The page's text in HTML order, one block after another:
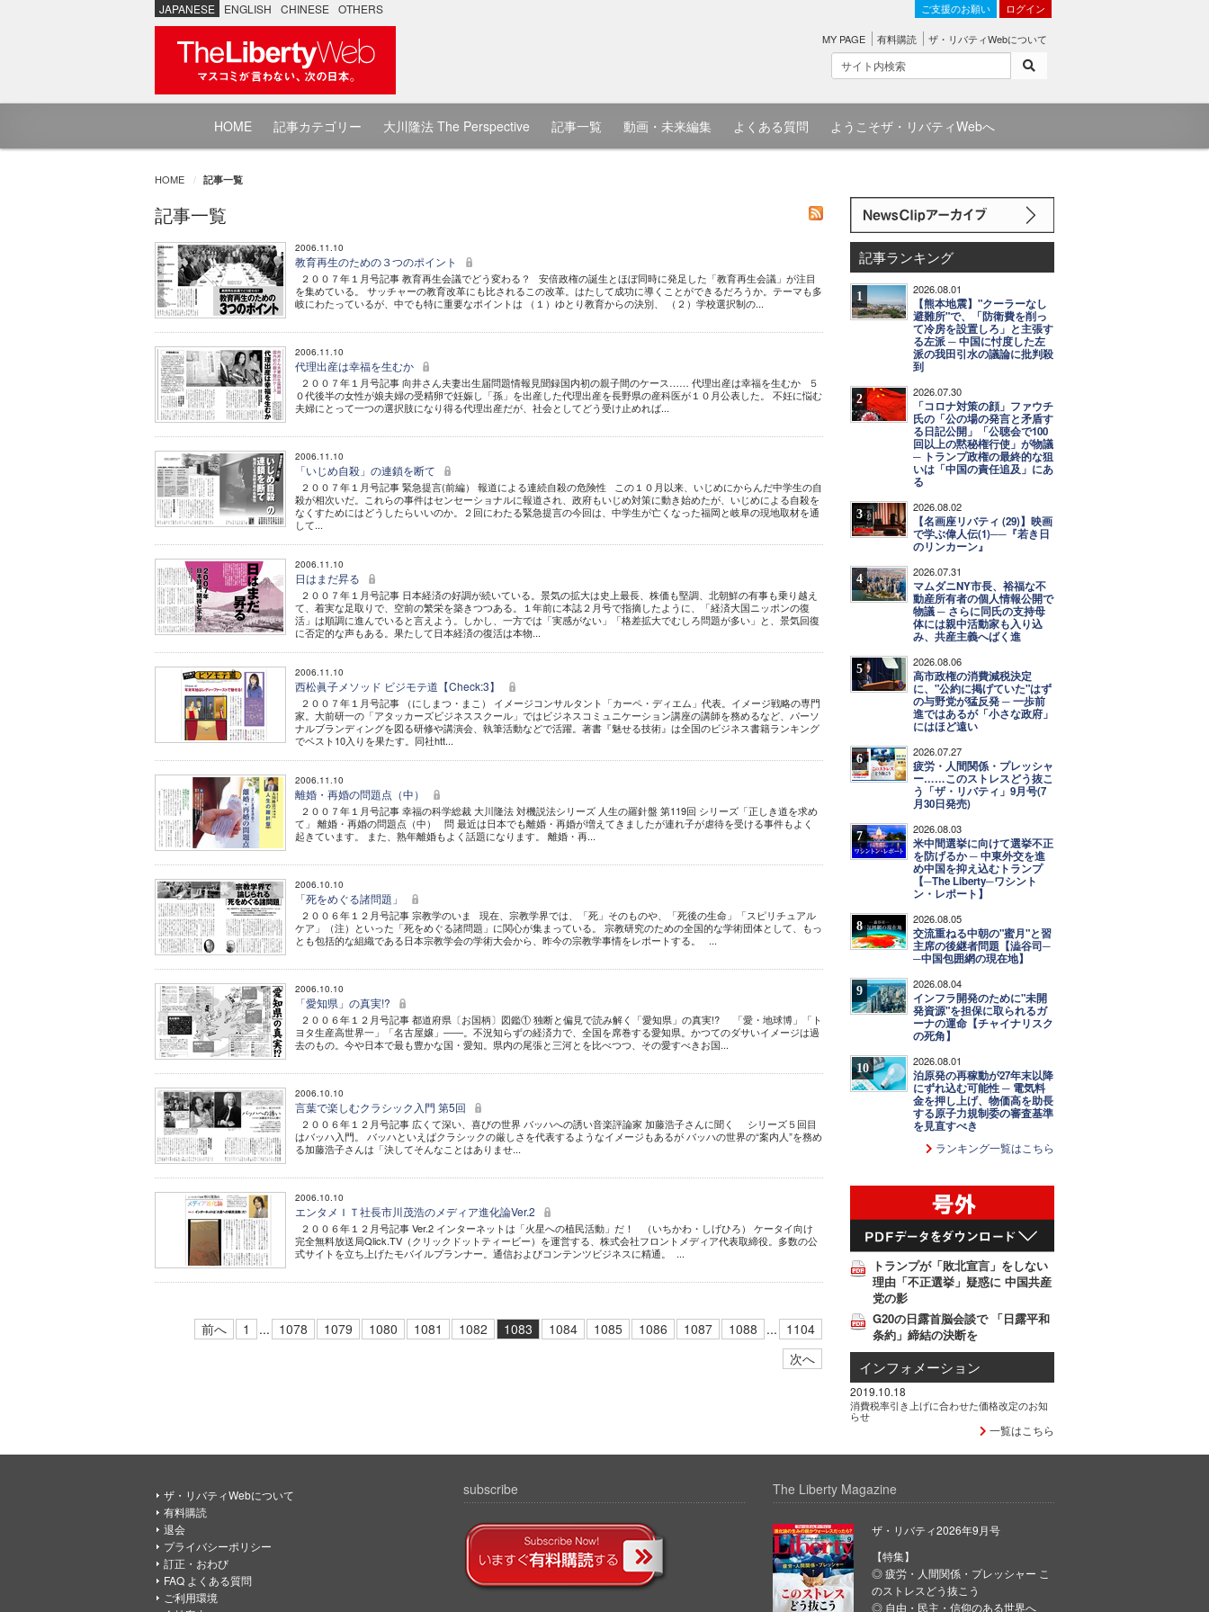
JAPANESE ENGLISH CHINESE OTHERS ご支援のお願い ログイン
MY PAGE 有料購読 ザ・リバティWebについて
HOME 記事カテゴリー 大川隆法 The Perspective 記事一覧 動画・未来編集 よくある質問 ようこそザ・リバティWebへ
HOME 記事一覧
記事一覧
2006.11.10
教育再生のための３つのポイント
２００７年１月号記事 教育再生会議でどう変わる？ 安倍政権の誕生とほぼ同時に発足した「教育再生会議」が注目
を集めている。 サッチャーの教育改革にも比されるこの改革。はたして成功に導くことができるだろうか。テーマも多
岐にわたっているが、中でも特に重要なポイントは （１）ゆとり教育からの決別、 （２）学校選択制の...
2006.11.10
代理出産は幸福を生むか
２００７年１月号記事 向井さん夫妻出生届問題情報見聞録国内初の親子間のケース…… 代理出産は幸福を生むか ５
０代後半の女性が娘夫婦の受精卵で妊娠し「孫」を出産した代理出産を長野県の産科医が１０月公表した。 不妊に悩む
夫婦にとって一つの選択肢になり得る代理出産だが、社会としてどう受け止めれば...
2006.11.10
「いじめ自殺」の連鎖を断て
２００７年１月号記事 緊急提言(前編） 報道による連続自殺の危険性 この１０月以来、いじめにからんだ中学生の自
殺が相次いだ。これらの事件はセンセーショナルに報道され、政府もいじめ対策に動き始めたが、いじめによる自殺を
なくすためにはどうしたらいいのか。２回にわたる緊急提言の今回は、中学生が亡くなった福岡と岐阜の現地取材を通
して...
2006.11.10
日はまだ昇る
２００７年１月号記事 日本経済の好調が続いている。景気の拡大は史上最長、株価も堅調、北朝鮮の有事も乗り越え
て、着実な足取りで、空前の繁栄を築きつつある。１年前に本誌２月号で指摘したように、「経済大国ニッポンの復
活」は順調に進んでいると言えよう。しかし、一方では「実感がない」「格差拡大でむしろ問題が多い」と、景気回復
に否定的な声もある。果たして日本経済の復活は本物...
2006.11.10
西松眞子メソッド ビジモテ道【Check:3】
２００７年１月号記事 （にしまつ・まこ） イメージコンサルタント「カーペ・ディエム」代表。イメージ戦略の専門
家。大前研一の「アタッカーズビジネススクール」ではビジネスコミュニケーション講座の講師を務めるなど、パーソ
ナルブランディングを図る研修や講演会、執筆活動などで活躍。著書『魅せる技術』は全国のビジネス書籍ランキング
でベスト10入りを果たす。同社htt...
2006.11.10
離婚・再婚の問題点（中）
２００７年１月号記事 幸福の科学総裁 大川隆法 対機説法シリーズ 人生の羅針盤 第119回 シリーズ「正しき道を求め
て」 離婚・再婚の問題点（中） 問 最近は日本でも離婚・再婚が増えてきましたが連れ子が虐待を受ける事件もよく
起きています。 また、熟年離婚もよく話題になります。 離婚・再...
2006.10.10
「死をめぐる諸問題」
２００６年１２月号記事 宗教学のいま 現在、宗教学界では、「死」そのものや、「死後の生命」「スピリチュアル
ケア」（注）といった「死をめぐる諸問題」に関心が集まっている。 宗教研究のための全国的な学術団体として、もっ
とも包括的な組織である日本宗教学会の学術大会から、昨今の宗教学事情をレポートする。 ...
2006.10.10
「愛知県」の真実!?
２００６年１２月号記事 都道府県〔お国柄〕図鑑① 独断と偏見で読み解く「愛知県」の真実!? 「愛・地球博」「ト
ヨタ生産高世界一」「名古屋嬢」――。不況知らずの経済力で、全国を席巻する愛知県。かつてのダサいイメージは過
去のもの。今や日本で最も豊かな国・愛知。県内の尾張と三河とを比べつつ、その愛すべきお国...
2006.10.10
言葉で楽しむクラシック入門 第5回
２００６年１２月号記事 広くて深い、喜びの世界 バッハへの誘い音楽評論家 加藤浩子さんに聞く シリーズ５回目
はバッハ入門。 バッハといえばクラシックの厳しさを代表するようなイメージもあるが バッハの世界の“案内人”を務め
る加藤浩子さんは「決してそんなことはありませ...
2006.10.10
エンタメＩＴ社長市川茂浩のメディア進化論Ver.2
２００６年１２月号記事 Ver.2 インターネットは「火星への植民活動」だ！ （いちかわ・しげひろ） ケータイ向け
完全無料放送局Qlick.TV（クリックドットティービー）を運営する、株式会社フロントメディア代表取締役。多数の公
式サイトを立ち上げたモバイルプランナー。通信およびコンテンツビジネスに精通。 ...
前へ 1 ... 1078 1079 1080 1081 1082 1083 1084 1085 1086 1087 1088 ... 1104
次へ
記事ランキング
1 2026.08.01
【熊本地震】"クーラーなし
避難所"で、「防衛費を削っ
て冷房を設置しろ」と主張す
る左派 ─ 中国に忖度した左
派の我田引水の議論に批判殺
到
2 2026.07.30
「コロナ対策の顔」ファウチ
氏の「公の場の発言と矛盾す
る日記公開」「公聴会で100
回以上の黙秘権行使」が物議
─ トランプ政権の最終的な狙
いは「中国の責任追及」にあ
る
3 2026.08.02
【名画座リバティ (29)】映画
で学ぶ偉人伝(1)──『若き日
のリンカーン』
4 2026.07.31
マムダニNY市長、裕福な不
動産所有者の個人情報公開で
物議 ─ さらに同氏の支持母
体には親中活動家も入り込
み、共産主義へばく進
5 2026.08.06
高市政権の消費減税決定
に、"公約に掲げていた"はず
の与野党が猛反発 ─ 一歩前
進ではあるが「小さな政府」
にはほど遠い
6 2026.07.27
疲労・人間関係・プレッシャ
ー……このストレスどう抜こ
う「ザ・リバティ」9月号(7
月30日発売)
7 2026.08.03
米中間選挙に向けて選挙不正
を防げるか ─ 中東外交を進
め中国を抑え込むトランプ
【─The Liberty─ワシント
ン・レポート】
8 2026.08.05
交流重ねる中朝の"蜜月"と習
主席の後継者問題【澁谷司─
─中国包囲網の現在地】
9 2026.08.04
インフラ開発のために"未開
発資源"を担保に取られるガ
ーナの運命【チャイナリスク
の死角】
10 2026.08.01
泊原発の再稼動が27年末以降
にずれ込む可能性 ─ 電気料
金を押し上げ、物価高を助長
する原子力規制委の審査基準
を見直すべき
ランキング一覧はこちら
トランプが「敗北宣言」をしない
理由「不正選挙」疑惑に 中国共産
党の影
G20の日露首脳会談で 「日露平和
条約」締結の決断を
インフォメーション
2019.10.18
消費税率引き上げに合わせた価格改定のお知
らせ
一覧はこちら
ザ・リバティWebについて
有料購読
退会
プライバシーポリシー
訂正・おわび
FAQ よくある質問
ご利用環境
subscribe The Liberty Magazine
ザ・リバティ2026年9月号
【特集】
◎ 疲労・人間関係・プレッシャー こ
のストレスどう抜こう
◎ 自由・民主・信仰のある世界へ